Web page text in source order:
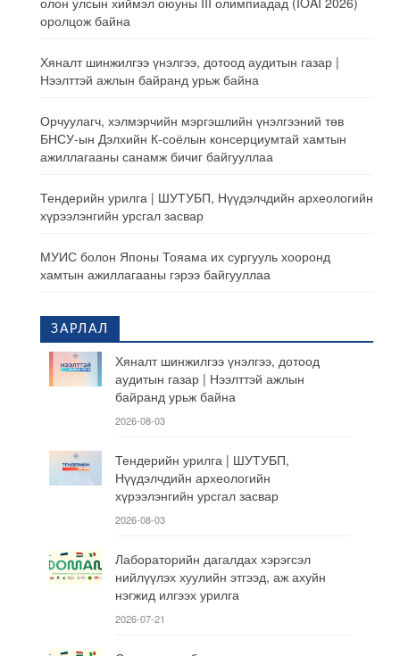
оролцож байна
Хяналт шинжилгээ үнэлгээ, дотоод аудитын газар |
Нээлттэй ажлын байранд урьж байна
Орчуулагч, хэлмэрчийн мэргэшлийн үнэлгээний төв
БНСУ-ын Дэлхийн К-соёлын консерциумтай хамтын
ажиллагааны санамж бичиг байгууллаа
Тендерийн урилга | ШУТУБП, Нүүдэлчдийн археологийн
хүрээлэнгийн урсгал засвар
МУИС болон Японы Тояама их сургууль хооронд
хамтын ажиллагааны гэрээ байгууллаа
ЗАРЛАЛ
Хяналт шинжилгээ үнэлгээ, дотоод
аудитын газар | Нээлттэй ажлын
байранд урьж байна
2026-08-03
Тендерийн урилга | ШУТУБП,
Нүүдэлчдийн археологийн
хүрээлэнгийн урсгал засвар
2026-08-03
Лабораторийн дагалдах хэрэгсэл
нийлүүлэх хуулийн этгээд, аж ахуйн
нэгжид илгээх урилга
2026-07-21